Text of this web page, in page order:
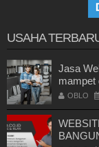
USAHA
Jasa
mampet
OBLO